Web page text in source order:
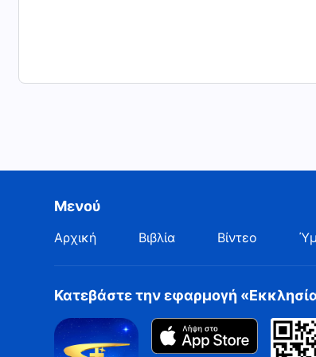
Μενού
Αρχική Βιβλία Βίντεο
Κατεβάστε την εφαρμογή